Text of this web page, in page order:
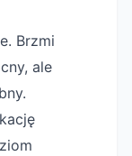
Brzmi
ale